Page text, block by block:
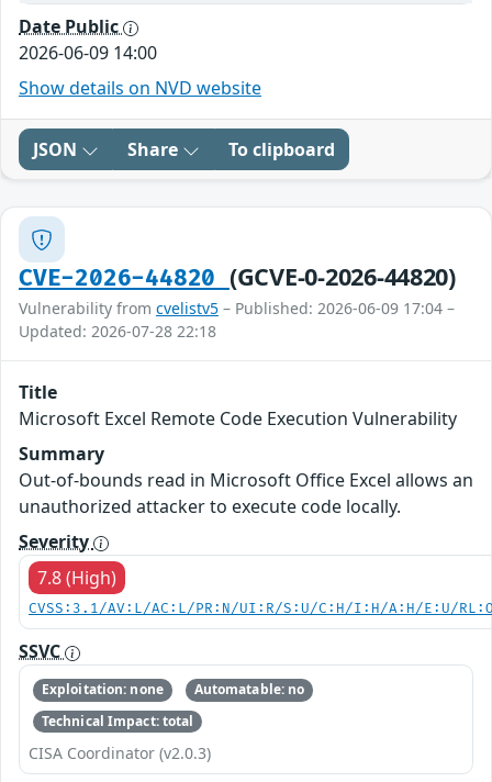
Date Public
2026-06-09 14:00
Show details on NVD website
JSON Share To clipboard
CVE-2026-44820 (GCVE-0-2026-44820)
Vulnerability from cvelistv5 – Published: 2026-06-09 17:04 –
Updated: 2026-07-28 22:18
Title
Microsoft Excel Remote Code Execution Vulnerability
Summary
Out-of-bounds read in Microsoft Office Excel allows an
unauthorized attacker to execute code locally.
Severity
7.8 (High)
CVSS:3.1/AV:L/AC:L/PR:N/UI:R/S:U/C:H/I:H/A:H/E:U/
SSVC
Exploitation: none
Automatable: no
Technical Impact: total
CISA Coordinator (v2.0.3)